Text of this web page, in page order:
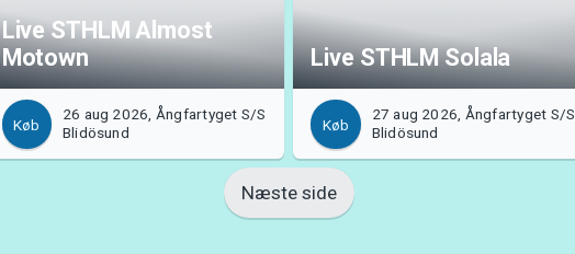
Live STHLM Almost
Motown
Køb
26 aug 2026, Ångfartyget S/S
Blidösund
Live STHLM Solala
Køb
27 aug 2026, Ångfartyget S/S
Blidösund
Næste side